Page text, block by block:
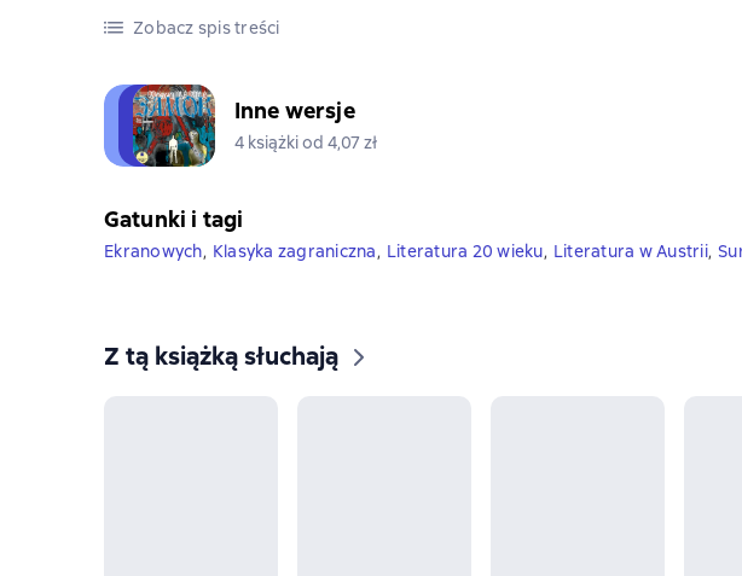
Zobacz spis treści
Inne wersje
4 książki od 4,07 zł
Gatunki i tagi
Ekranowych, Klasyka zagraniczna, Literatura 20 wieku, Literatura w Austrii,
Z tą książką słuchają